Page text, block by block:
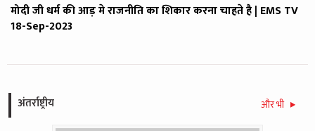
मोदी जी धर्म की आड़ मे राजनीति का शिकार करना चाहते है | EMS TV
18-Sep-2023
अंतर्राष्ट्रीय और भी